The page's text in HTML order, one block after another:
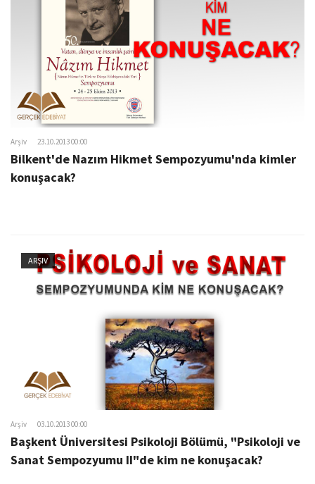
Arşiv 23.10.2013 00:00
Bilkent'de Nazım Hikmet Sempozyumu'nda kimler
konuşacak?
ARŞIV
Arşiv 03.10.2013 00:00
Başkent Üniversitesi Psikoloji Bölümü, "Psikoloji ve
Sanat Sempozyumu II"de kim ne konuşacak?